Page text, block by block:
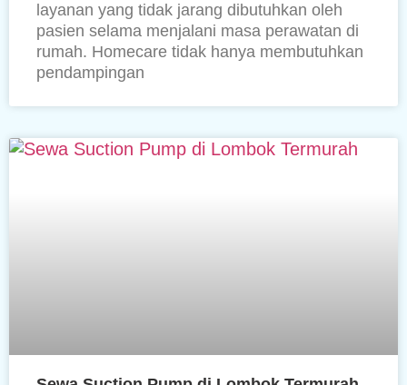
layanan yang tidak jarang dibutuhkan oleh
pasien selama menjalani masa perawatan di
rumah. Homecare tidak hanya membutuhkan
pendampingan